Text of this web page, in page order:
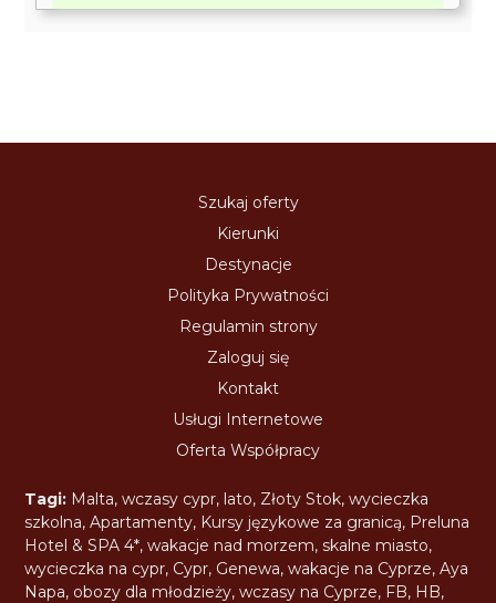
Szukaj oferty
Kierunki
Destynacje
Polityka Prywatności
Regulamin strony
Zaloguj się
Kontakt
Usługi Internetowe
Oferta Współpracy
Tagi: Malta,wczasy cypr, lato, Złoty Stok,wycieczka
szkolna,Apartamenty, Kursy językowe za granicą, Preluna
Hotel & SPA 4*,wakacje nad morzem,skalne miasto,
wycieczka na cypr, Cypr, Genewa,wakacje na Cyprze,Aya
Napa, obozy dla młodzieży,wczasy na Cyprze, FB, HB,